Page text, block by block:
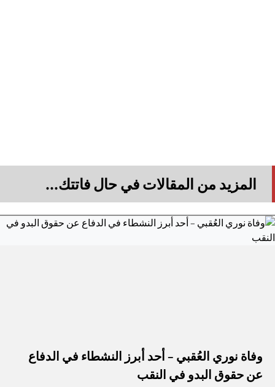
المزيد من المقالات في حال فاتتك...
وفاة نوري العُقبي – أحد أبرز النشطاء في الدفاع
عن حقوق البدو في النقب